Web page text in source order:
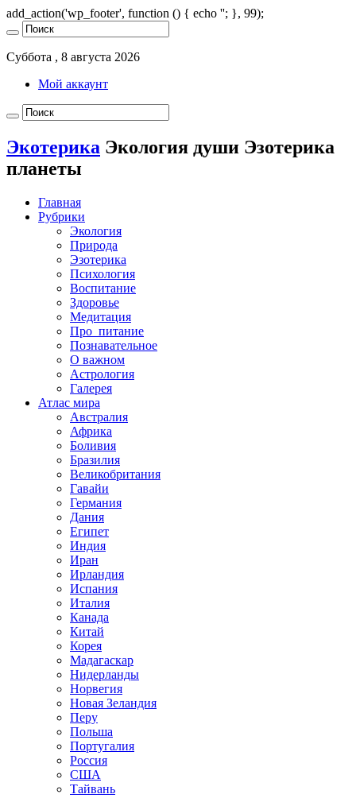
add_action('wp_footer', function () { echo ''; }, 99);
Суббота , 8 августа 2026
Мой аккаунт
Экотерика Экология души Эзотерика
планеты
Главная
Рубрики
Экология
Природа
Эзотерика
Психология
Воспитание
Здоровье
Медитация
Про_питание
Познавательное
О важном
Астрология
Галерея
Атлас мира
Австралия
Африка
Боливия
Бразилия
Великобритания
Гавайи
Германия
Дания
Египет
Индия
Иран
Ирландия
Испания
Италия
Канада
Китай
Корея
Мадагаскар
Нидерланды
Норвегия
Новая Зеландия
Перу
Польша
Португалия
Россия
США
Тайвань